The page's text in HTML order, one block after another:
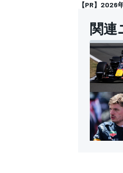
【PR】2026
関連